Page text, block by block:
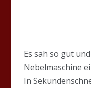
Es sah so gut
Nebelmaschine
In